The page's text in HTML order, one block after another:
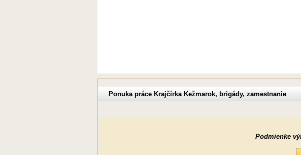
Ponuka práce Krajčírka Kežmarok, brigády, zamestnanie
Podmienke